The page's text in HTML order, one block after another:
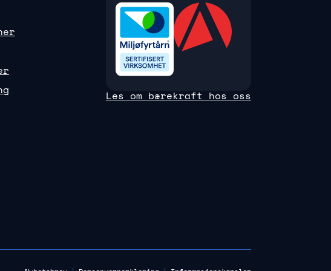
Les om bærekraft hos oss